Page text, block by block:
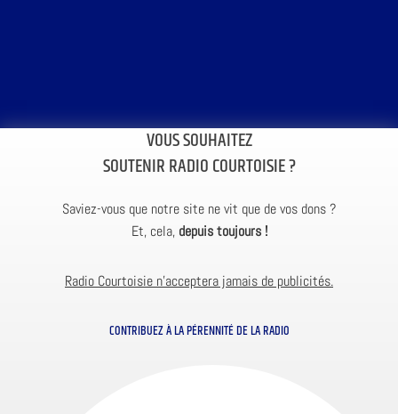
VOUS SOUHAITEZ
SOUTENIR RADIO COURTOISIE ?
Saviez-vous que notre site ne vit que de vos dons ?
Et, cela, depuis toujours !
Radio Courtoisie n’acceptera jamais de publicités.
CONTRIBUEZ À LA PÉRENNITÉ DE LA RADIO